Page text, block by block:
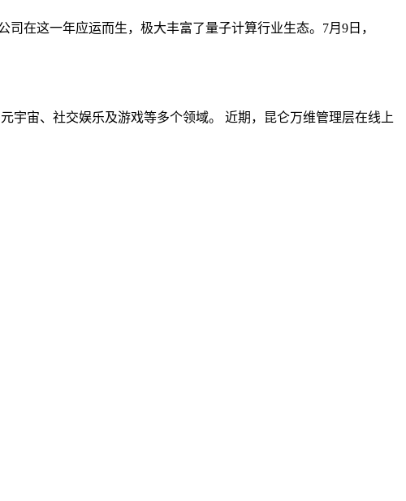
合地方政府开展防损减损服务，提升县域及乡镇地区的灾害防范能
准理赔。加强AI生物智能识别技术应用，对奶牛、生猪等主要标的
田的科技手段，联合第三方科技公司，创新研发天气预测、温度监
农田风险“全天候感知、全维度预警”。射洪市太乙海阔农机专业合
灾害损失。
稻正常生长，还有传播疾病等风险隐患。2月8日，中国人寿财险广
剂，提前预防鼠患，以维持健康的稻田生存系统，保障粮食安全。
横栏镇为500亩水稻田开展管护工作，疏通沟渠、清理淤积，协助
水资源利用效率。
之一。针对春耕备耕时期农用设备出行作业频率高，中国人寿财险
供了超54亿元的风险保障。在云南元谋县，当地中国人寿财险自
承保服务，精心优化承保流程，以高效、便捷的服务态度，让农户
一辆拖拉机都能顺利通过年检，合法合规投入春耕生产，为春耕生
产品专为农事场景定制，精准覆盖农业生产中的各环节意外风险，
务工人员提供超34亿元风险保障，以金融力量守护田间希望。
守护每一粒春天的种子，每一位春耕的农民朋友。
在这一年应运而生，极大丰富了量子计算行业生态。7月9日，
宇宙、社交娱乐及游戏等多个领域。 近期，昆仑万维管理层在线上